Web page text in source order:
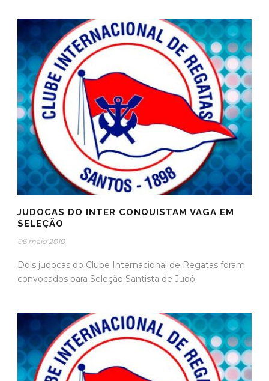
JUDOCAS DO INTER CONQUISTAM VAGA EM
SELEÇÃO
06 maio 2010
Dois judocas do Clube Internacional de Regatas foram
convocados para Seleção Santista de Judô.